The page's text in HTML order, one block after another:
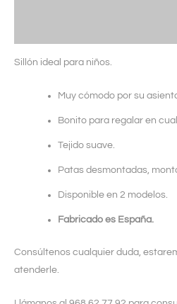
Sillón ideal para niños.
Muy cómodo por su
Bonito para regalar en
Tejido suave.
Patas desmontadas,
Disponible en 2 modelos.
Fabricado es España.
Consúltenos cualquier duda,
atenderle.